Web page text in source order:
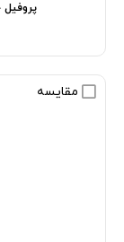
پروفیل
مقایسه